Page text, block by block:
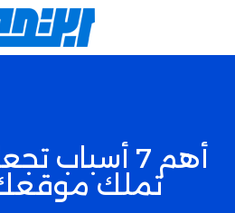
أهم 7
تملك